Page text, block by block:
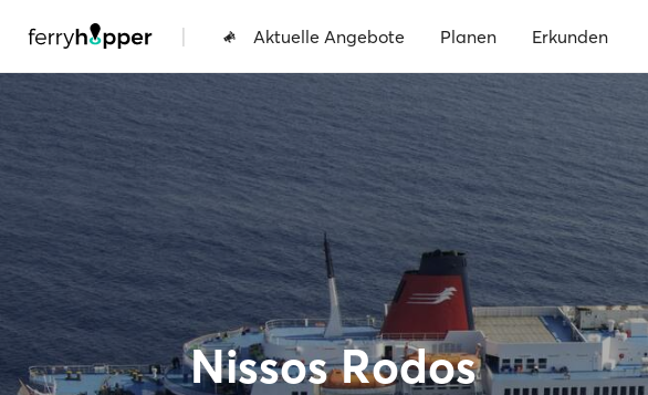
| Aktuelle Angebote Planen Erkunden
Nissos Rodos